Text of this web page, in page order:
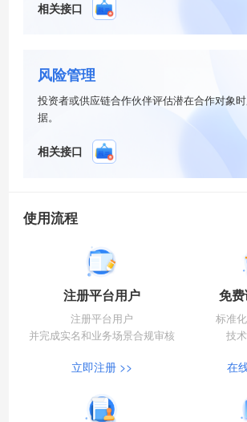
相关接口
风险管理
投资者或供应链合作伙伴评估潜在合作对象
据。
相关接口
使用流程
注册平台用户
注册平台用户
并完成实名和业务场景合规审核
立即注册 >>
免
标准
技
在